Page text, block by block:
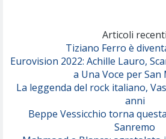
Serenamente
Articoli recenti
Tiziano Ferro è
Eurovision 2022: Achille Lauro,
a Una Voce per San
La leggenda del rock italiano,
anni
Beppe Vessicchio torna
Sanremo